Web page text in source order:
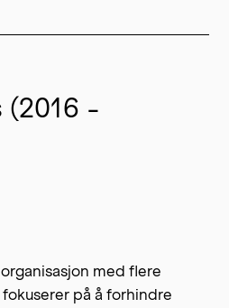
-
med flere
på å forhindre